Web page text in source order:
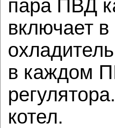
пара ПВД
включает
в каждом
котел.